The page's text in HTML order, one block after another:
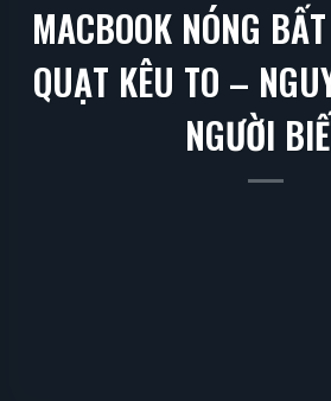
MACBOOK NÓNG
QUẠT KÊU TO –
NGƯỜI